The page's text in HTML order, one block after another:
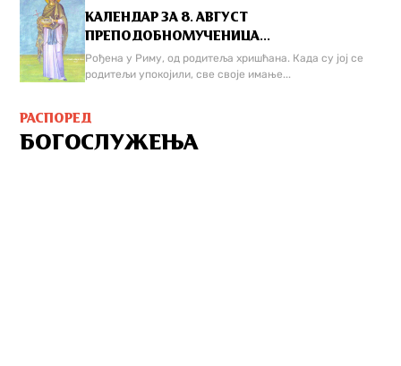
КАЛЕНДАР ЗА 8. АВГУСТ
ПРЕПОДОБНОМУЧЕНИЦА...
Рођена у Риму, од родитеља хришћана. Када су јој се
родитељи упокојили, све своје имање...
РАСПОРЕД
БОГОСЛУЖЕЊА